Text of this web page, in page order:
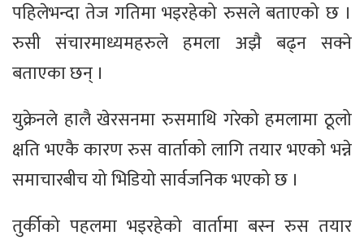
पहिलेभन्दा तेज गतिमा भइरहेको रुसले बताएको छ ।
रुसी संचारमाध्यमहरुले हमला अझै बढ्न सक्ने
बताएका छन् ।
युक्रेनले हालै खेरसनमा रुसमाथि गरेको हमलामा ठूलो
क्षति भएकै कारण रुस वार्ताको लागि तयार भएको भन्ने
समाचारबीच यो भिडियो सार्वजनिक भएको छ ।
तुर्कीको पहलमा भइरहेको वार्तामा बस्न रुस तयार